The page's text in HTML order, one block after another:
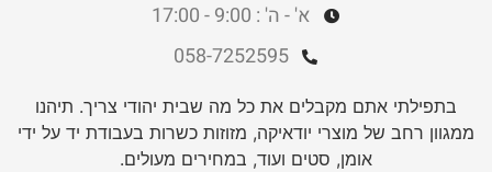
א' - ה' : 9:00 - 17:00
058-7252595
בתפילתי אתם מקבלים את כל מה שבית יהודי צריך. תיהנו
ממגוון רחב של מוצרי יודאיקה, מזוזות כשרות בעבודת יד על ידי
אומן, סטים ועוד, במחירים מעולים.